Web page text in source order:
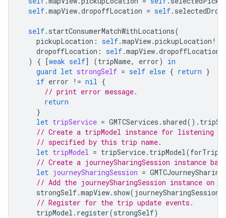
self.mapView.dropoffLocation = self.
self. startConsumerMatchWithLocations(
pickupLocation : self.mapView.pickupLocation !,
dropoffLocation : self.mapView.dropoffLocation
)
{ [weak self] (tripName, error)
in
guard let strongSelf = self else { return }
if error != nil {
// print error message.
return
}
let tripService = GMTCServices . shared().
// Create a tripModel instance for listening
// specified by this trip name.
let tripModel = tripService. tripModel(
// Create a journeySharingSession instance
let journeySharingSession =
// Add the journeySharingSession instance on
strongSelf.mapView. show( journeySharingSession
// Register for the trip update events.
tripModel . register(strongSelf)